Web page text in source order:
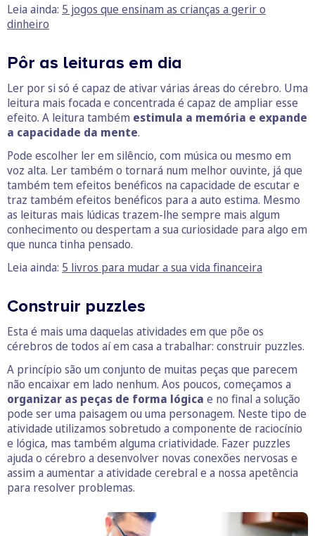
Leia ainda: 5 jogos que ensinam as crianças a gerir o
dinheiro
Pôr as leituras em dia
Ler por si só é capaz de ativar várias áreas do cérebro. Uma
leitura mais focada e concentrada é capaz de ampliar esse
efeito. A leitura também estimula a memória e expande
a capacidade da mente.
Pode escolher ler em silêncio, com música ou mesmo em
voz alta. Ler também o tornará num melhor ouvinte, já que
também tem efeitos benéficos na capacidade de escutar e
traz também efeitos benéficos para a auto estima. Mesmo
as leituras mais lúdicas trazem-lhe sempre mais algum
conhecimento ou despertam a sua curiosidade para algo em
que nunca tinha pensado.
Leia ainda: 5 livros para mudar a sua vida financeira
Construir puzzles
Esta é mais uma daquelas atividades em que põe os
cérebros de todos aí em casa a trabalhar: construir puzzles.
A princípio são um conjunto de muitas peças que parecem
não encaixar em lado nenhum. Aos poucos, começamos a
organizar as peças de forma lógica e no final a solução
pode ser uma paisagem ou uma personagem. Neste tipo de
atividade utilizamos sobretudo a componente de raciocínio
e lógica, mas também alguma criatividade. Fazer puzzles
ajuda o cérebro a desenvolver novas conexões nervosas e
assim a aumentar a atividade cerebral e a nossa apetência
para resolver problemas.